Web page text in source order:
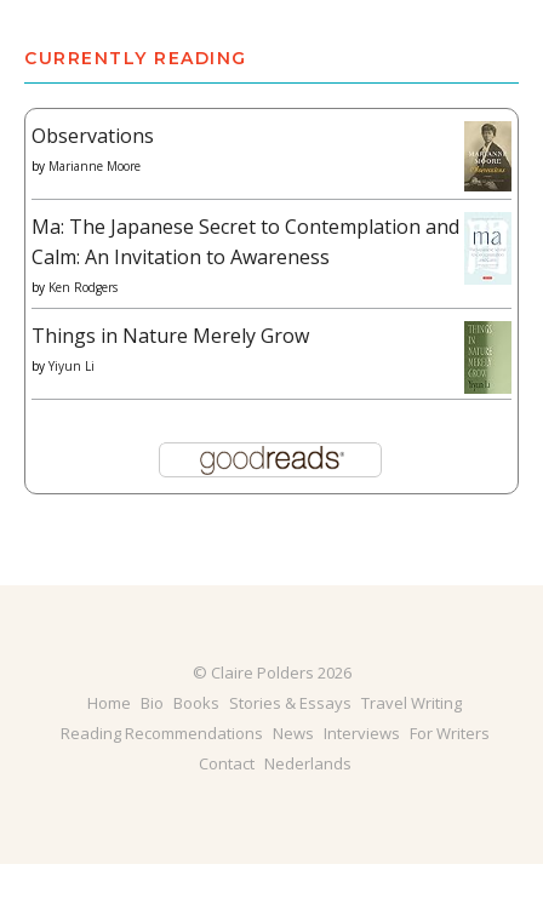
CURRENTLY READING
Observations
by Marianne Moore
Ma: The Japanese Secret to Contemplation and
Calm: An Invitation to Awareness
by Ken Rodgers
Things in Nature Merely Grow
by Yiyun Li
© Claire Polders 2026
Home Bio Books Stories & Essays Travel Writing
Reading Recommendations News Interviews For Writers
Contact Nederlands